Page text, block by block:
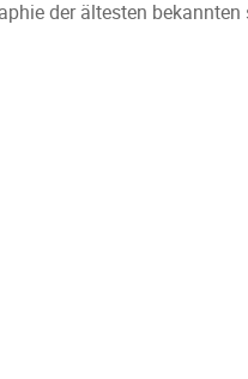
der ältesten